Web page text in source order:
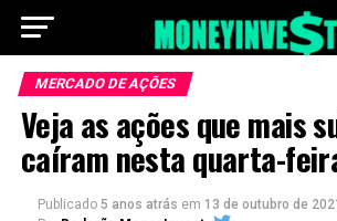
MERCADO DE AÇÕES
Veja as ações que mais
caíram nesta quarta-
Publicado 5 anos atrás em 13 de outubro de 2021